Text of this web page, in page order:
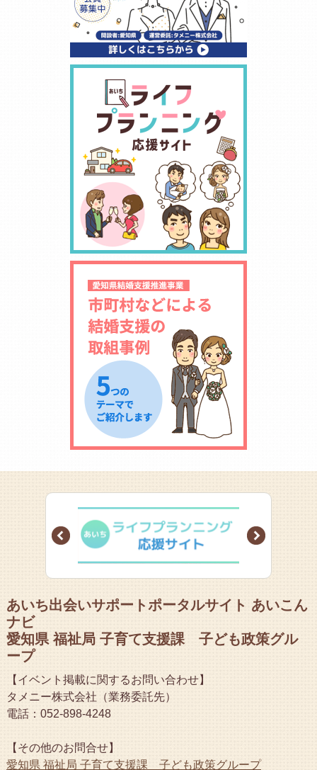
Prev Next
あいち出会いサポートポータルサイト あいこん
ナビ
愛知県 福祉局 子育て支援課 子ども政策グル
ープ
【イベント掲載に関するお問い合わせ】
タメニー株式会社（業務委託先）
電話：052-898-4248
【その他のお問合せ】
愛知県 福祉局 子育て支援課 子ども政策グループ